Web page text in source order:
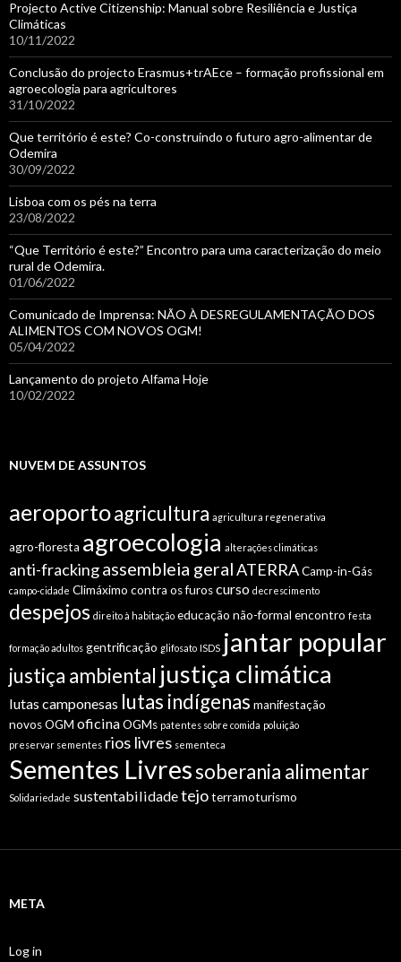
Projecto Active Citizenship: Manual sobre Resiliência e Justiça
Climáticas
10/11/2022
Conclusão do projecto Erasmus+trAEce – formação profissional em
agroecologia para agricultores
31/10/2022
Que território é este? Co-construindo o futuro agro-alimentar de
Odemira
30/09/2022
Lisboa com os pés na terra
23/08/2022
“Que Território é este?” Encontro para uma caracterização do meio
rural de Odemira.
01/06/2022
Comunicado de Imprensa: NÃO À DESREGULAMENTAÇÃO DOS
ALIMENTOS COM NOVOS OGM!
05/04/2022
Lançamento do projeto Alfama Hoje
10/02/2022
NUVEM DE ASSUNTOS
aeroportoagricultura agricultura regenerativa
agro-floresta agroecologia alterações climáticas
anti-frackingassembleia geralATERRACamp-in-Gás
campo-cidade Climáximo contra os furoscurso decrescimento
despejos direito à habitação educação não-formal encontro festa
formação adultos gentrificação glifosato ISDS jantar popular
justiça ambiental justiça climática
lutas camponesas lutas indígenas manifestação
novos OGM oficinaOGMs patentes sobre comida poluição
preservar sementes rios livres sementeca
Sementes Livressoberania alimentar
Solidariedade sustentabilidadetejoterramoturismo
META
Log in